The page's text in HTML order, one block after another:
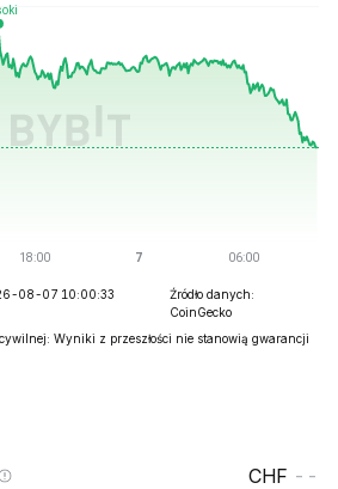
08-07 10:00:33
Źródło danych:
CoinGecko
Wyniki z przeszłości nie stanowią gwarancji
--